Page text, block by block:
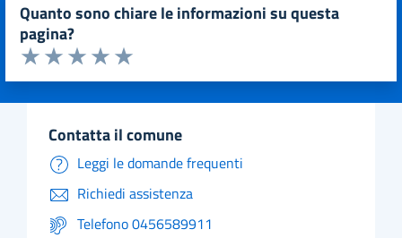
quanto sono chiare le informazioni su questa
pagina?
Valuta da 1 a 5 stelle la pagina
Valuta 5 stelle su 5
Valuta 4 stelle su 5
Valuta 3 stelle su 5
Valuta 2 stelle su 5
Valuta 1 stelle su 5
contatta il comune
Leggi le domande frequenti
Richiedi assistenza
Telefono 0456589911